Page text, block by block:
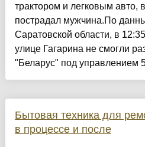
трактором и легковым авто,
пострадал мужчина.По
Саратовской области, в
улице Гагарина не смогли
"Беларус" под управлением
Бытовая техника для
в процессе и после